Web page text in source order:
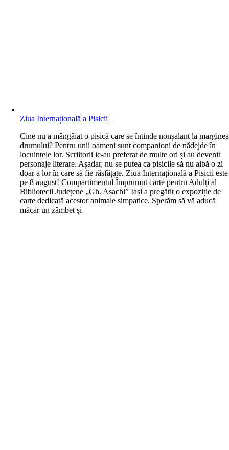
Ziua Internațională a Pisicii
Cine nu a mângâiat o pisică care se întinde nonșalant la marginea
drumului? Pentru unii oameni sunt companioni de nădejde în
locuințele lor. Scriitorii le-au preferat de multe ori și au devenit
personaje literare. Așadar, nu se putea ca pisicile să nu aibă o zi
doar a lor în care să fie răsfățate. Ziua Internațională a Pisicii este
pe 8 august! Compartimentul Împrumut carte pentru Adulți al
Bibliotecii Județene „Gh. Asachi” Iași a pregătit o expoziție de
carte dedicată acestor animale simpatice. Sperăm să vă aducă
măcar un zâmbet și